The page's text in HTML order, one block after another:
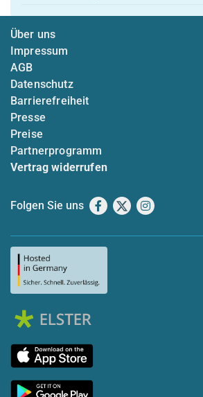
Über uns
Impressum
AGB
Datenschutz
Barrierefreiheit
Presse
Preise
Partnerprogramm
Vertrag widerrufen
Folgen Sie uns Facebook
X Instagram